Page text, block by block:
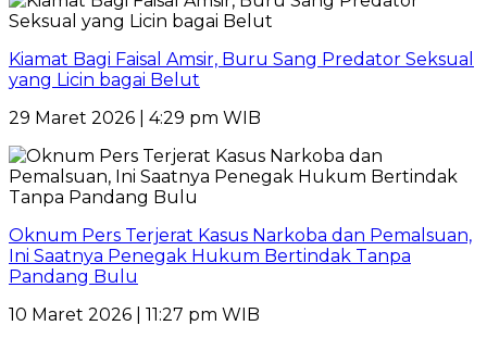
Kiamat Bagi Faisal Amsir, Buru Sang Predator Seksual
yang Licin bagai Belut
29 Maret 2026 | 4:29 pm WIB
Oknum Pers Terjerat Kasus Narkoba dan Pemalsuan,
Ini Saatnya Penegak Hukum Bertindak Tanpa
Pandang Bulu
10 Maret 2026 | 11:27 pm WIB